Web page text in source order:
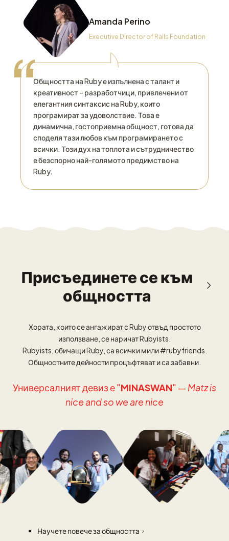
“Общността на Ruby е изпълнена с талант и
креативност – разработчици, привлечени от
елегантния синтаксис на Ruby, които
програмират за удоволствие. Това е
динамична, гостоприемна общност, готова да
споделя тази любов към програмирането с
всички. Този дух на топлота и сътрудничество
е безспорно най-голямото предимство на
Ruby.
Amanda Perino
Executive Director of Rails Foundation
Присъединете се към
общността
Хората, които се ангажират с Ruby отвъд простото
използване, се наричат Rubyists.
Rubyists, обичащи Ruby, са всички мили #rubyfriends.
Общностните дейности процъфтяват и са забавни.
Универсалният девиз е "MINASWAN" — Matz is
nice and so we are nice
Научете повече за общността